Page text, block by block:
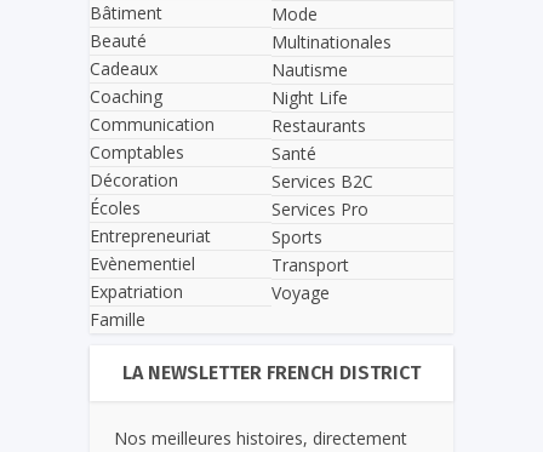
Bâtiment
Beauté
Cadeaux
Coaching
Communication
Comptables
Décoration
Écoles
Entrepreneuriat
Evènementiel
Expatriation
Famille
Mode
Multinationales
Nautisme
Night Life
Restaurants
Santé
Services B2C
Services Pro
Sports
Transport
Voyage
LA NEWSLETTER FRENCH DISTRICT
Nos meilleures histoires, directement